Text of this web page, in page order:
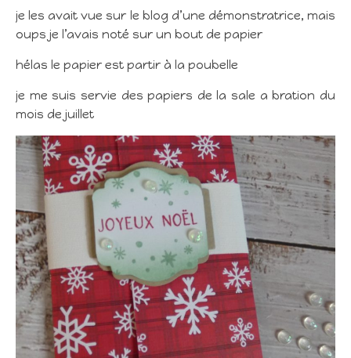
je les avait vue sur le blog d’une démonstratrice, mais
oups je l’avais noté sur un bout de papier
hélas le papier est partir à la poubelle
je me suis servie des papiers de la sale a bration du
mois de juillet